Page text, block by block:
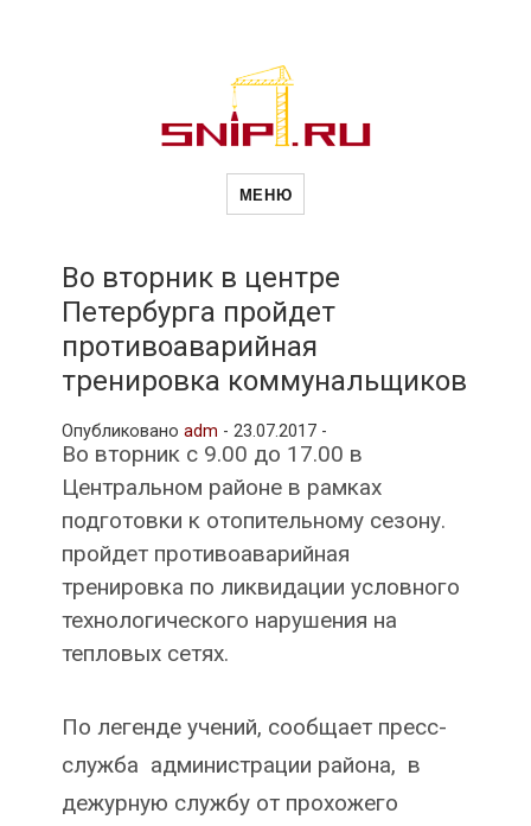
Новости
и
МЕНЮ
Во вторник в центре
Петербурга пройдет
противоаварийная
тренировка коммунальщиков
Опубликовано adm - 23.07.2017 -
Во вторник с 9.00 до 17.00 в
Центральном районе в рамках
подготовки к отопительному сезону.
пройдет противоаварийная
тренировка по ликвидации условного
технологического нарушения на
тепловых сетях.
По легенде учений, сообщает пресс-
служба администрации района, в
дежурную службу от прохожего